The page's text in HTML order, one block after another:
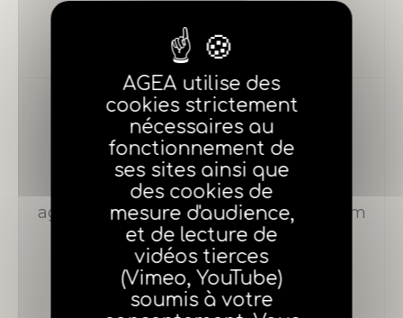
641
agents généraux adhérents au Sagamm
au 31 décembre 2024
AGEA utilise des
cookies strictement
nécessaires au
fonctionnement de
ses sites ainsi que
des cookies de
mesure d'audience,
et de lecture de
vidéos tierces
(Vimeo, YouTube)
soumis à votre